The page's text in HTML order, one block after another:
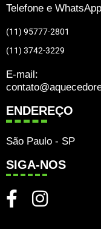
Telefone e
(11) 95777-2801
(11) 3742-3229
E-mail:
ENDEREÇO
São Paulo - SP
SIGA-NOS